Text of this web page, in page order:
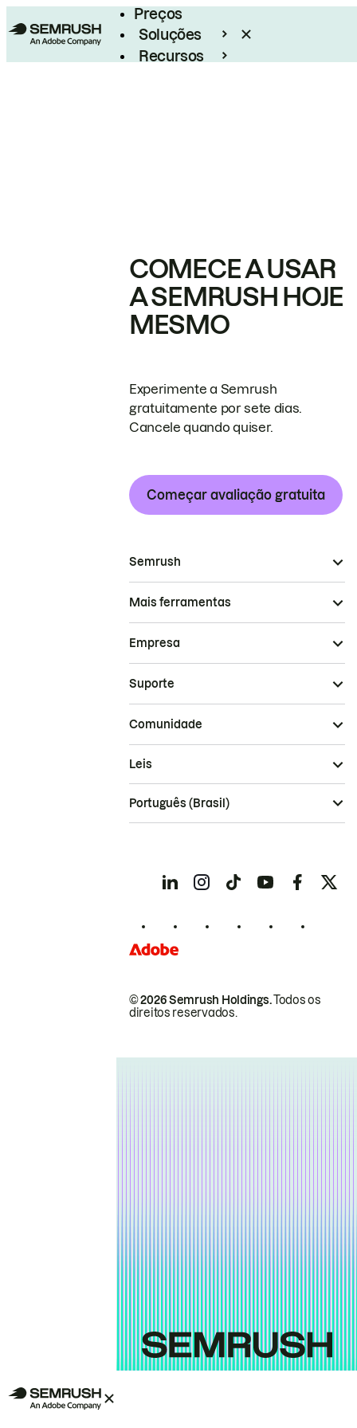
Preços
Soluções
Recursos
COMECE A USAR
A SEMRUSH HOJE
MESMO
Experimente a Semrush
gratuitamente por sete dias.
Cancele quando quiser.
Começar avaliação gratuita
Semrush
Mais ferramentas
Empresa
Suporte
Comunidade
© 2026 Semrush Holdings.Todos os
direitos reservados.
Leis
Português (Brasil)